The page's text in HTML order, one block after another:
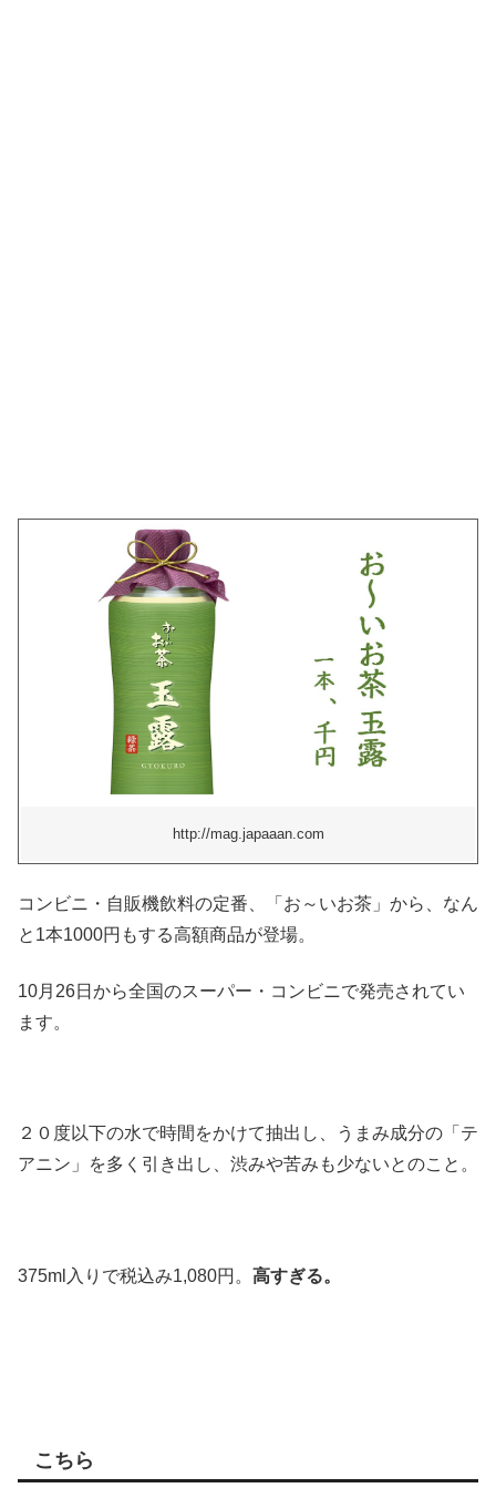
http://mag.japaaan.com
コンビニ・自販機飲料の定番、「お～いお茶」から、なん
と1本1000円もする高額商品が登場。
10月26日から全国のスーパー・コンビニで発売されてい
ます。
２０度以下の水で時間をかけて抽出し、うまみ成分の「テ
アニン」を多く引き出し、渋みや苦みも少ないとのこと。
375ml入りで税込み1,080円。 高すぎる。
こちら